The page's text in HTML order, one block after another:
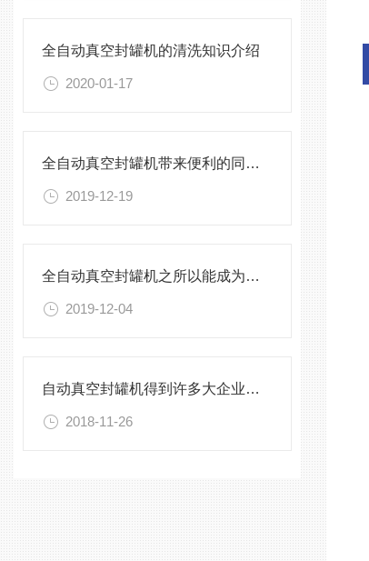
全自动真空封罐机的清洗知识介绍
2020-01-17
全自动真空封罐机带来便利的同时,用户对它的维护也不能疏忽了
2019-12-19
全自动真空封罐机之所以能成为主流,这些才是关键
2019-12-04
自动真空封罐机得到许多大企业的青睐
2018-11-26